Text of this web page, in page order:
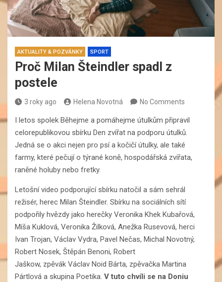
AKTUALITY & POZVÁNKY SPORT
Proč Milan Šteindler spadl z
postele
3 roky ago Helena Novotná No Comments
I letos spolek Běhejme a pomáhejme útulkům připravil
celorepublikovou sbírku Den zvířat na podporu útulků.
Jedná se o akci nejen pro psí a kočičí útulky, ale také
farmy, které pečují o týrané koně, hospodářská zvířata,
raněné holuby nebo fretky.
Letošní video podporující sbírku natočil a sám sehrál
režisér, herec Milan Šteindler. Sbírku na sociálních sítí
podpořily hvězdy jako herečky Veronika Khek Kubařová,
Míša Kuklová, Veronika Žilková, Anežka Rusevová, herci
Ivan Trojan, Václav Vydra, Pavel Nečas, Michal Novotný,
Robert Nosek, Štěpán Benoni, Robert
Jaškow, zpěvák Václav Noid Bárta, zpěvačka Martina
Pártlová a skupina Poetika. V tuto chvíli se na Doniu